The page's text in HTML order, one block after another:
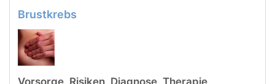
Brustkrebs